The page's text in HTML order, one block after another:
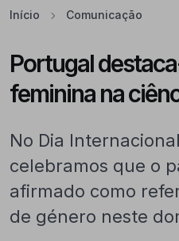
Início Comunicação
Portugal
feminina na
No Dia
celebramos que o
afirmado como
de género neste